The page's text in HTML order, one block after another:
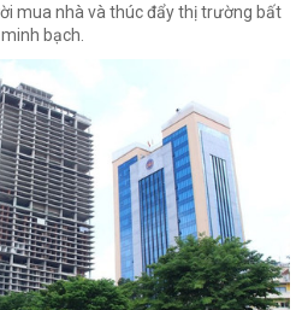
mua nhà và thúc đẩy thị trường bất
bạch.